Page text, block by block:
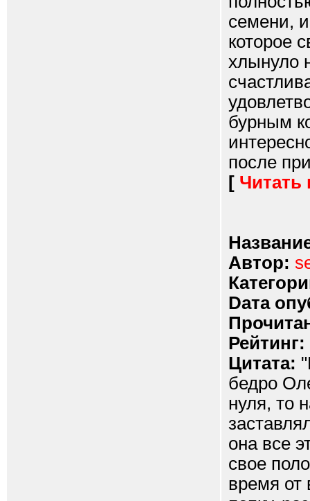
семени,
которое
хлынуло
бурным
после
[ Читать
Автор:
Dата
Рейтинг:
Цитата:
бедро
нуля, то
она все
свое
время от